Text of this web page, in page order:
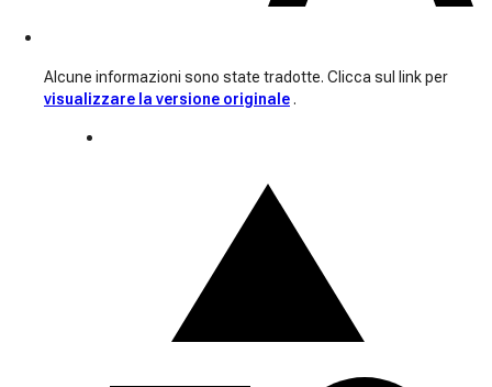
Alcune informazioni sono state tradotte. Clicca sul link per
visualizzare la versione originale .